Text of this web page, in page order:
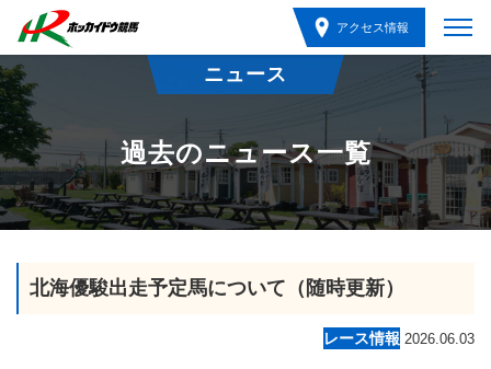
アクセス情報
ニュース
過去のニュース一覧
北海優駿出走予定馬について（随時更新）
レース情報 2026.06.03